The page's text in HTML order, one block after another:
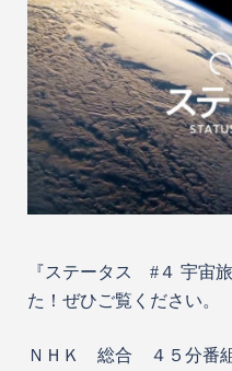
『ステータス #４ 宇宙
た！ぜひご覧ください。
ＮＨＫ 総合 ４５分番